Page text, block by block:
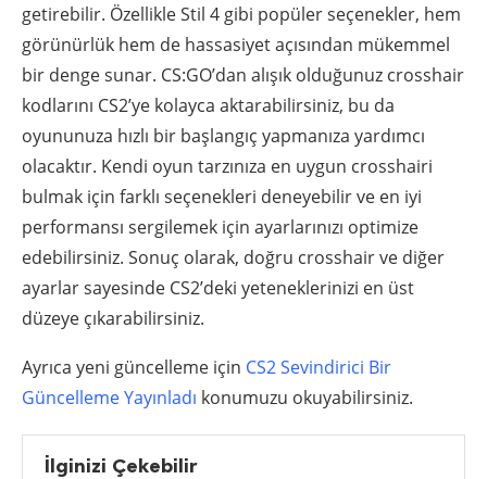
getirebilir. Özellikle Stil 4 gibi popüler seçenekler, hem
görünürlük hem de hassasiyet açısından mükemmel
bir denge sunar. CS:GO’dan alışık olduğunuz crosshair
kodlarını CS2’ye kolayca aktarabilirsiniz, bu da
oyununuza hızlı bir başlangıç yapmanıza yardımcı
olacaktır. Kendi oyun tarzınıza en uygun crosshairi
bulmak için farklı seçenekleri deneyebilir ve en iyi
performansı sergilemek için ayarlarınızı optimize
edebilirsiniz. Sonuç olarak, doğru crosshair ve diğer
ayarlar sayesinde CS2’deki yeteneklerinizi en üst
düzeye çıkarabilirsiniz.
Ayrıca yeni güncelleme için CS2 Sevindirici Bir
Güncelleme Yayınladı konumuzu okuyabilirsiniz.
İlginizi Çekebilir